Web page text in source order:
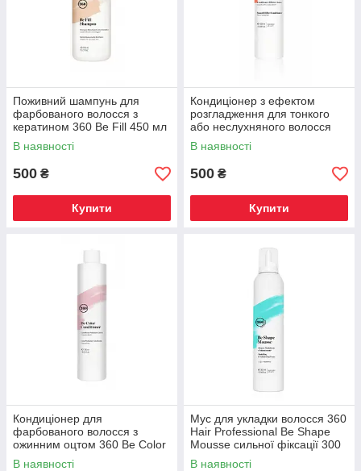
Поживний шампунь для
фарбованого волосся з
кератином 360 Be Fill 450 мл
В наявності
500 ₴
Купити
Кондиціонер з ефектом
розгладження для тонкого
або неслухняного волосся
360 Be Liss 300 мл
В наявності
500 ₴
Купити
Кондиціонер для
фарбованого волосся з
ожинним оцтом 360 Be Color
300 мл
В наявності
Мус для укладки волосся 360
Hair Professional Be Shape
Mousse сильної фіксації 300
мл
В наявності